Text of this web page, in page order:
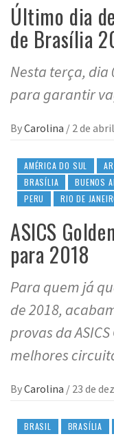
Último dia
de Brasília
Nesta terça, dia
para garantir
ByCarolina / 2 de
AMÉRICA DO SUL
BRASÍLIA
BUENOS
PERU
RIO DE
ASICS
para 2018
Para quem já
de 2018,
provas da
melhores
ByCarolina / 23 de
BRASIL BRASÍLIA